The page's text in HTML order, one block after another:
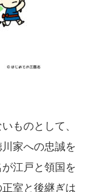
ものとして、
家への忠誠を
江戸と領国を
室と後継ぎは